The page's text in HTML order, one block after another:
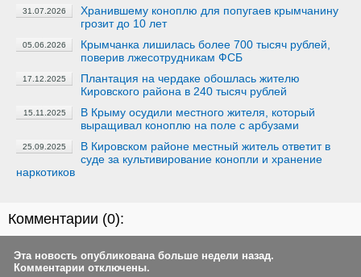
31.07.2026
Хранившему коноплю для попугаев крымчанину
грозит до 10 лет
05.06.2026
Крымчанка лишилась более 700 тысяч рублей,
поверив лжесотрудникам ФСБ
17.12.2025
Плантация на чердаке обошлась жителю
Кировского района в 240 тысяч рублей
15.11.2025
В Крыму осудили местного жителя, который
выращивал коноплю на поле с арбузами
25.09.2025
В Кировском районе местный житель ответит в
суде за культивирование конопли и хранение
наркотиков
Комментарии (0):
Эта новость опубликована больше недели назад.
Комментарии отключены.